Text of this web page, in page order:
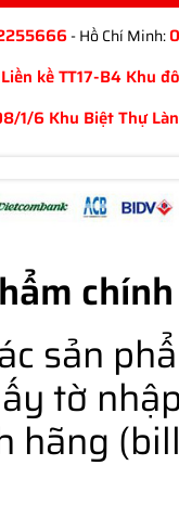
- Hồ Chí Minh:
Liền kề TT17-B4 Khu
1/6 Khu Biệt Thự
sản
tờ
hãng